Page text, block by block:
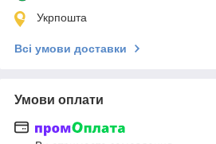
Укрпошта
Всі умови доставки
Умови оплати